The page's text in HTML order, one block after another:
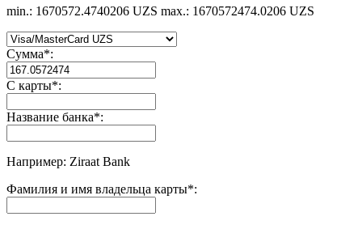
min.: 1670572.4740206 UZS max.: 1670572474.0206 UZS
Сумма*:
С карты*:
Название банка*:
Например: Ziraat Bank
Фамилия и имя владельца карты*: